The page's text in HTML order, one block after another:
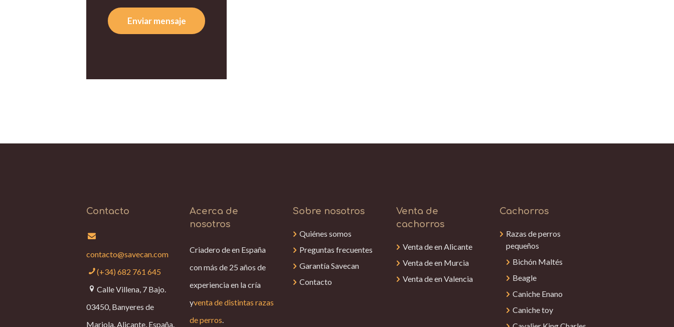
Contacto
contacto@savecan.com
(+34) 682 761 645
Calle Villena, 7 Bajo.
03450, Banyeres de
Mariola. Alicante, España.
Acerca de
nosotros
Criadero de en España
con más de 25 años de
experiencia en la cría
yventa de distintas razas
de perros.
Sobre nosotros
Quiénes somos
Preguntas frecuentes
Garantía Savecan
Contacto
Venta de
cachorros
Venta de en Alicante
Venta de en Murcia
Venta de en Valencia
Cachorros
Razas de perros
pequeños
Bichón Maltés
Beagle
Caniche Enano
Caniche toy